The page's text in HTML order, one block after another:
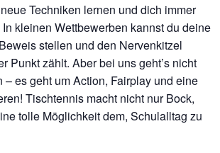
Techniken lernen und dich immer
kleinen Wettbewerben kannst du deine
stellen und den Nervenkitzel
Punkt zählt. Aber bei uns geht’s nicht
– es geht um Action, Fairplay und eine
Tischtennis macht nicht nur Bock,
tolle Möglichkeit dem, Schulalltag zu